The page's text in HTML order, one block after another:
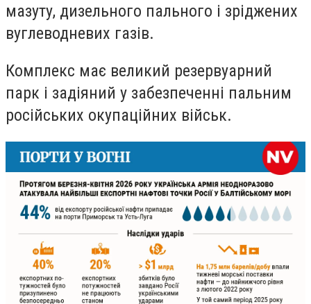
мазуту, дизельного пального і зріджених
вуглеводневих газів.
Комплекс має великий резервуарний
парк і задіяний у забезпеченні пальним
російських окупаційних військ.